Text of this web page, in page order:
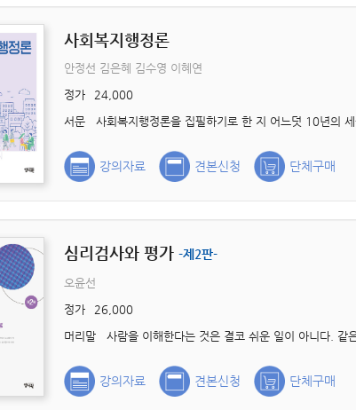
사회복지행정론
안정선 김은혜 김수영 이혜연
정가
24,000
강의자료 견본신청 단체구매
심리검사와 평가 -제2판-
오윤선
정가
26,000
강의자료 견본신청 단체구매